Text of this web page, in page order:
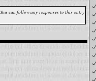
. You can follow any responses to this entry